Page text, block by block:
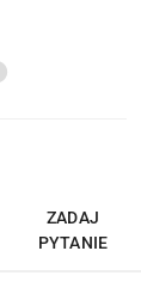
ZADAJ
PYTANIE